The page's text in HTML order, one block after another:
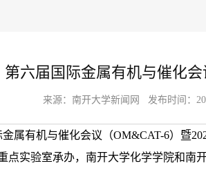
第六届国际金属有机与催化
来源： 南开大学新闻网 发布时间：
属有机与催化会议（OM&CAT-6）暨
点实验室承办，南开大学化学学院和南